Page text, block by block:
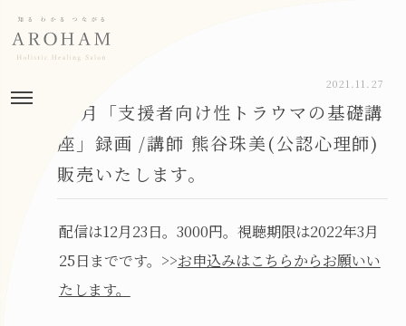
2021.11.27
12月「支援者向け性トラウマの基礎講
座」録画 /講師 熊谷珠美(公認心理師)
販売いたします。
配信は12月23日。3000円。視聴期限は2022年3月
25日までです。>>お申込みはこちらからお願いい
たします。